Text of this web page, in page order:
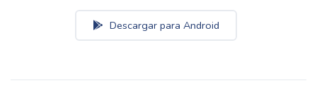
Descargar para Android